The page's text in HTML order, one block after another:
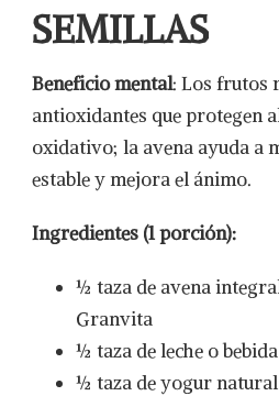
SEMILLAS
Beneficio mental: Los frutos
antioxidantes que protegen
oxidativo; la avena ayuda a
estable y mejora el ánimo.
Ingredientes (1 porción):
½ taza de avena
Granvita
½ taza de leche o
½ taza de yogur natural